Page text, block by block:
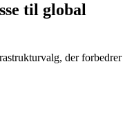
til global
der forbedrer